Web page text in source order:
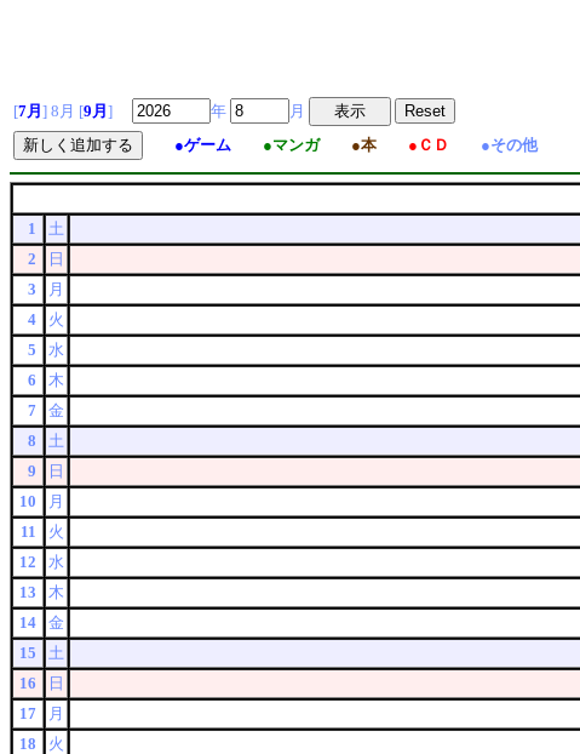
[7月 ] 8月 [9月 ] 年
月
●ゲーム
●マンガ ●本 ●ＣＤ ●その他
1
土
2
日
3
月
4
火
5
水
6
木
7
金
8
土
9
日
10
月
11
火
12
水
13
木
14
金
15
土
16
日
17
月
18
火